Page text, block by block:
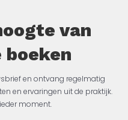
van
en ontvang regelmatig
en ervaringen uit de praktijk.
moment.